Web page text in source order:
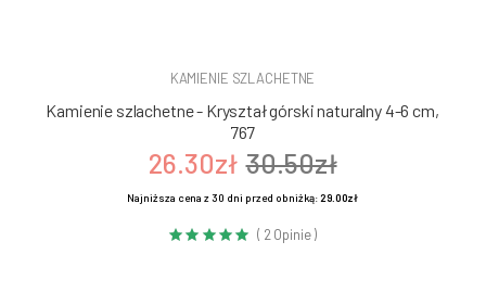
KAMIENIE SZLACHETNE
Kamienie szlachetne - Kryształ górski naturalny 4-6 cm,
767
26.30zł 30.50zł
Najniższa cena z 30 dni przed obniżką:29.00zł
( 2 Opinie )